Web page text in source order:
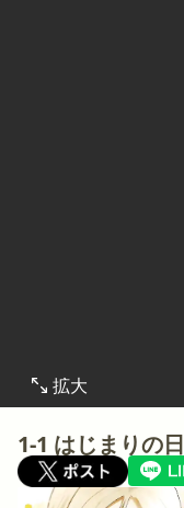
拡大
1-1 はじまりの日